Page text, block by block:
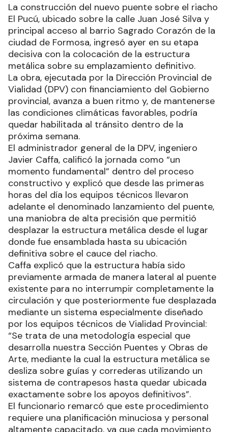
La construcción del nuevo puente sobre el riacho
El Pucú, ubicado sobre la calle Juan José Silva y
principal acceso al barrio Sagrado Corazón de la
ciudad de Formosa, ingresó ayer en su etapa
decisiva con la colocación de la estructura
metálica sobre su emplazamiento definitivo.
La obra, ejecutada por la Dirección Provincial de
Vialidad (DPV) con financiamiento del Gobierno
provincial, avanza a buen ritmo y, de mantenerse
las condiciones climáticas favorables, podría
quedar habilitada al tránsito dentro de la
próxima semana.
El administrador general de la DPV, ingeniero
Javier Caffa, calificó la jornada como “un
momento fundamental” dentro del proceso
constructivo y explicó que desde las primeras
horas del día los equipos técnicos llevaron
adelante el denominado lanzamiento del puente,
una maniobra de alta precisión que permitió
desplazar la estructura metálica desde el lugar
donde fue ensamblada hasta su ubicación
definitiva sobre el cauce del riacho.
Caffa explicó que la estructura había sido
previamente armada de manera lateral al puente
existente para no interrumpir completamente la
circulación y que posteriormente fue desplazada
mediante un sistema especialmente diseñado
por los equipos técnicos de Vialidad Provincial:
“Se trata de una metodología especial que
desarrolla nuestra Sección Puentes y Obras de
Arte, mediante la cual la estructura metálica se
desliza sobre guías y correderas utilizando un
sistema de contrapesos hasta quedar ubicada
exactamente sobre los apoyos definitivos”.
El funcionario remarcó que este procedimiento
requiere una planificación minuciosa y personal
altamente capacitado, ya que cada movimiento